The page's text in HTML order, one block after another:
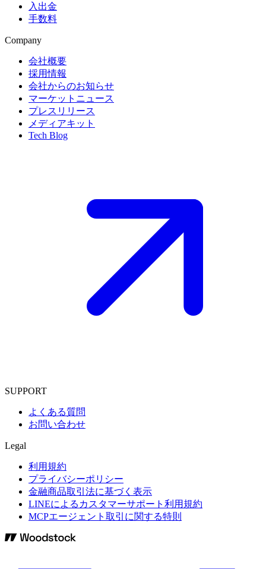
入出金
手数料
Company
会社概要
採用情報
会社からのお知らせ
マーケットニュース
プレスリリース
メディアキット
Tech Blog
SUPPORT
よくある質問
お問い合わせ
Legal
利用規約
プライバシーポリシー
金融商品取引法に基づく表示
LINEによるカスタマーサポート利用規約
MCPエージェント取引に関する特則